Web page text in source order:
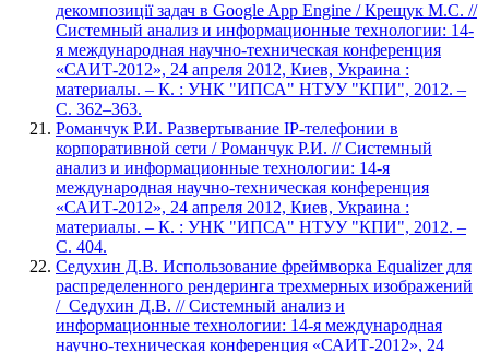
декомпозиції задач в Google App Engine / Крещук М.С. //
Системный анализ и информационные технологии: 14-
я международная научно-техническая конференция
«САИТ-2012», 24 апреля 2012, Киев, Украина :
материалы. – К. : УНК "ИПСА" НТУУ "КПИ", 2012. –
С. 362–363.
Романчук Р.И. Развертывание IP-телефонии в
корпоративной сети / Романчук Р.И. // Системный
анализ и информационные технологии: 14-я
международная научно-техническая конференция
«САИТ-2012», 24 апреля 2012, Киев, Украина :
материалы. – К. : УНК "ИПСА" НТУУ "КПИ", 2012. –
С. 404.
Седухин Д.В. Использование фреймворка Equalizer для
распределенного рендеринга трехмерных изображений
/ Седухин Д.В. // Системный анализ и
информационные технологии: 14-я международная
научно-техническая конференция «САИТ-2012», 24